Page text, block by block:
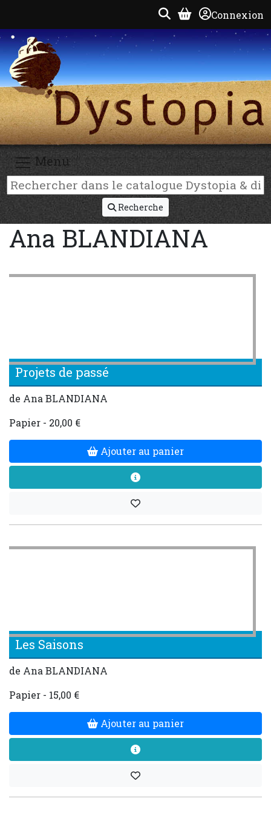
Connexion
Menu
Recherche
Ana BLANDIANA
Projets de passé
de Ana BLANDIANA
Papier - 20,00 €
Ajouter au panier
Les Saisons
de Ana BLANDIANA
Papier - 15,00 €
Ajouter au panier